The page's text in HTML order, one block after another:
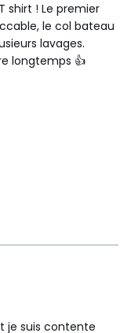
shirt ! Le premier
le col bateau
lavages.
longtemps 👍
je suis contente